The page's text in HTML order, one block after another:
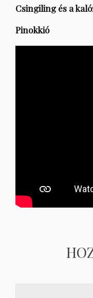
Csingiling és a
Pinokkió